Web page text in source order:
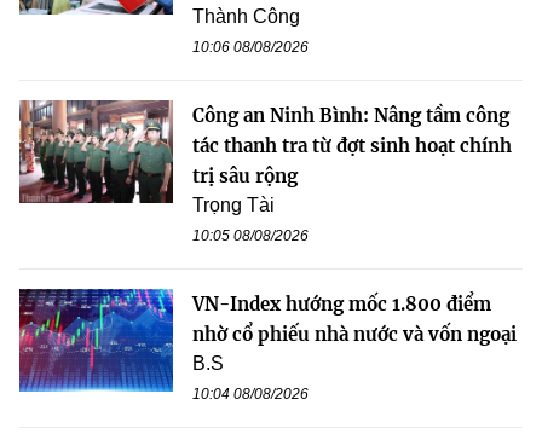
Thành Công
10:06 08/08/2026
Công an Ninh Bình: Nâng tầm công
tác thanh tra từ đợt sinh hoạt chính
trị sâu rộng
Trọng Tài
10:05 08/08/2026
VN-Index hướng mốc 1.800 điểm
nhờ cổ phiếu nhà nước và vốn ngoại
B.S
10:04 08/08/2026